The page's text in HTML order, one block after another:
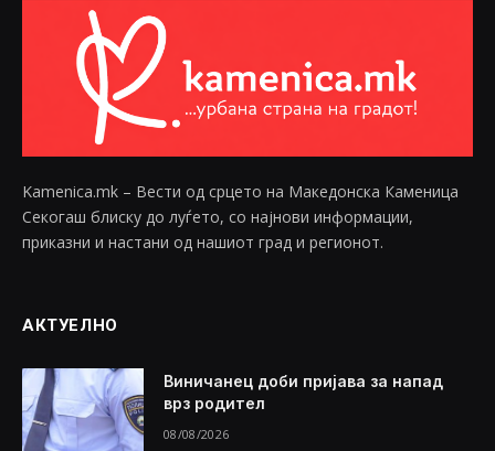
Kamenica.mk – Вести од срцето на Македонска Каменица
Секогаш блиску до луѓето, со најнови информации,
приказни и настани од нашиот град и регионот.
АКТУЕЛНО
Виничанец доби пријава за напад
врз родител
08/08/2026